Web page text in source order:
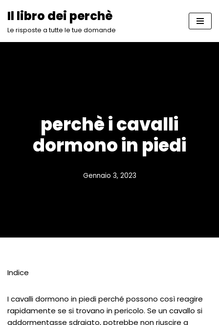
Vai
Il libro dei perchè
Le risposte a tutte le tue domande
perchè i cavalli
dormono in piedi
Gennaio 3, 2023
Indice
I cavalli dormono in piedi perché possono così reagire
rapidamente se si trovano in pericolo. Se un cavallo si
addormentasse sdraiato, potrebbe non riuscire a